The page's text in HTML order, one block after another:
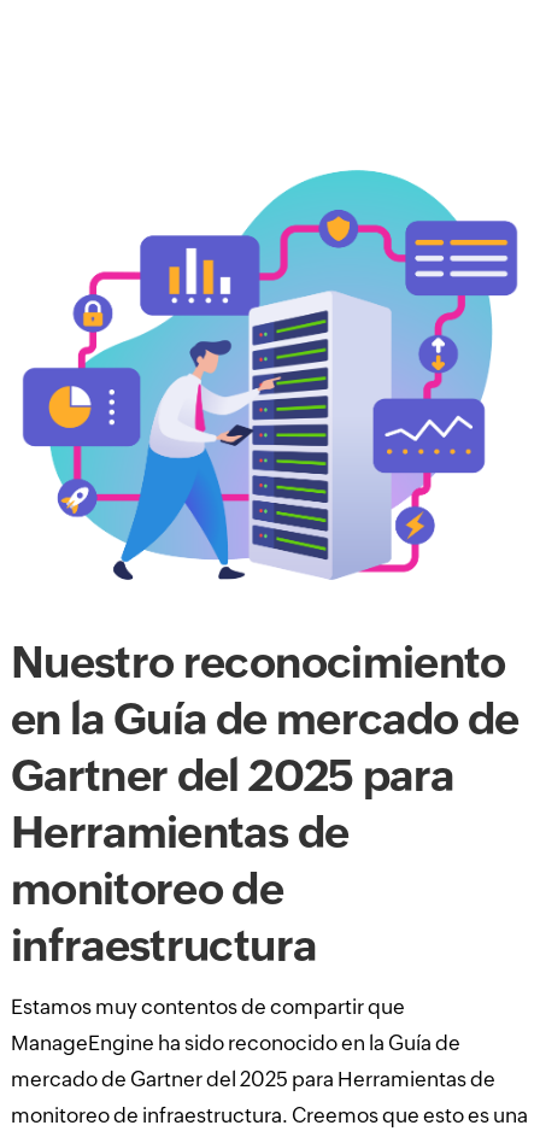
Nuestro reconocimiento
en la Guía de mercado de
Gartner del 2025 para
Herramientas de
monitoreo de
infraestructura
Estamos muy contentos de compartir que
ManageEngine ha sido reconocido en la Guía de
mercado de Gartner del 2025 para Herramientas de
monitoreo de infraestructura. Creemos que esto es una